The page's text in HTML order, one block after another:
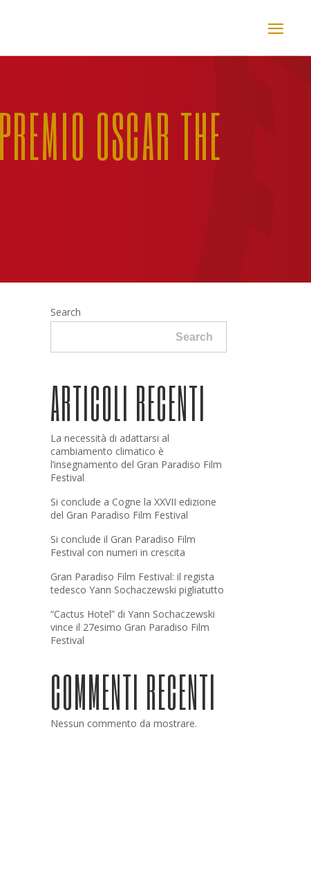
OSCAR THE
Search
Search
ARTICOLI RECENTI
La necessità di adattarsi al
cambiamento climatico è
l’insegnamento del Gran Paradiso Film
Festival
Si conclude a Cogne la XXVII edizione
del Gran Paradiso Film Festival
Si conclude il Gran Paradiso Film
Festival con numeri in crescita
Gran Paradiso Film Festival: il regista
tedesco Yann Sochaczewski pigliatutto
“Cactus Hotel” di Yann Sochaczewski
vince il 27esimo Gran Paradiso Film
Festival
COMMENTI RECENTI
Nessun commento da mostrare.